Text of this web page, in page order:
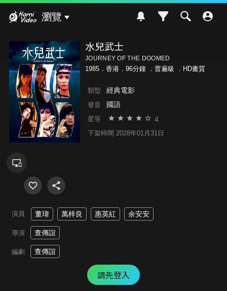
瀏覽
水兒武士
JOURNEY OF THE DOOMED
1985．香港．96分鐘 ． 普遍級 ．HD畫質
類型 經典電影
發音 國語
星等 4
下架時間 2028年01月31日
演員 董瑋 萬梓良 惠英紅 余安安
導演 查傳誼
編劇 查傳誼
請先登入